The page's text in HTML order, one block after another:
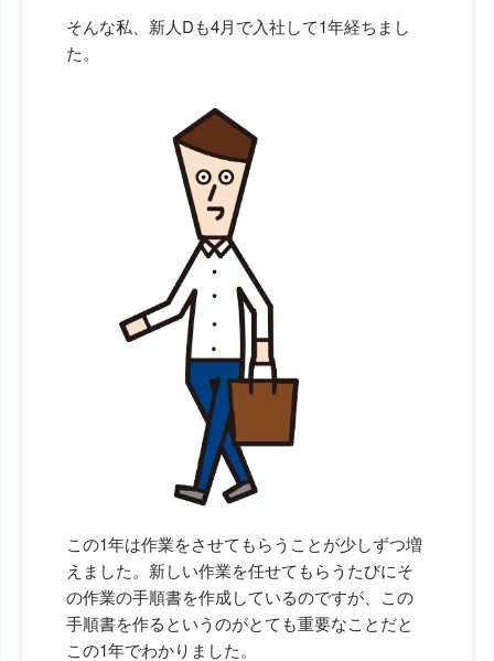
そんな私、新人Dも4月で入社して1年経ちまし
た。
この1年は作業をさせてもらうことが少しずつ増
えました。新しい作業を任せてもらうたびにそ
の作業の手順書を作成しているのですが、この
手順書を作るというのがとても重要なことだと
この1年でわかりました。